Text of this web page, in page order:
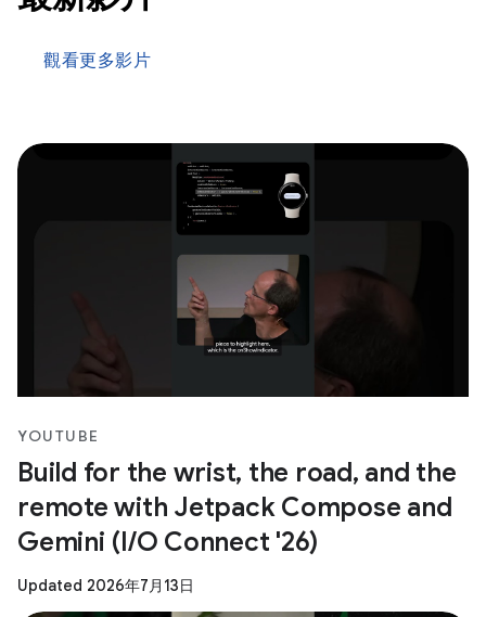
觀看更多影片
YOUTUBE
Build for the wrist, the road, and the
remote with Jetpack Compose and
Gemini (I/O Connect '26)
Updated 2026年7月13日